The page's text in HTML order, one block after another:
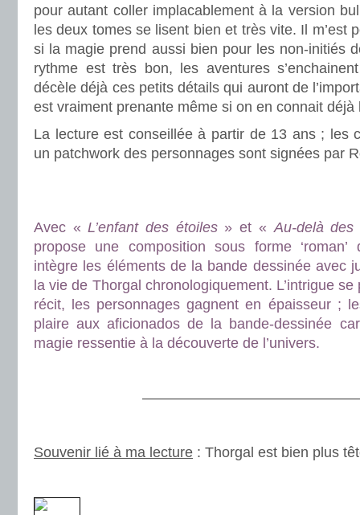
pour autant coller implacablement à la version
les deux tomes se lisent bien et très vite. Il m’est
si la magie prend aussi bien pour les non-initiés
rythme est très bon, les aventures
décèle déjà ces petits détails qui auront de
est vraiment prenante même si on en connait déjà
La lecture est conseillée à partir de 13 ans ; les
un patchwork des personnages sont signées par
Avec «L’enfant des étoiles » et «Au-delà
propose une composition sous forme
intègre les éléments de la bande dessinée avec
la vie de Thorgal chronologiquement. L’intrigue
récit, les personnages gagnent en épaisseur ;
plaire aux aficionados de la bande-dessinée
magie ressentie à la découverte de l’univers.
Souvenir lié à ma lecture : Thorgal est bien plus